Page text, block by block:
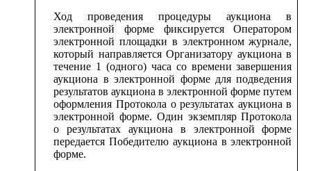
Ход проведения процедуры аукциона в
электронной форме фиксируется Оператором
электронной площадки в электронном журнале,
который направляется Организатору аукциона в
течение 1 (одного) часа со времени завершения
аукциона в электронной форме для подведения
результатов аукциона в электронной форме путем
оформления Протокола о результатах аукциона в
электронной форме. Один экземпляр Протокола
о результатах аукциона в электронной форме
передается Победителю аукциона в электронной
форме.